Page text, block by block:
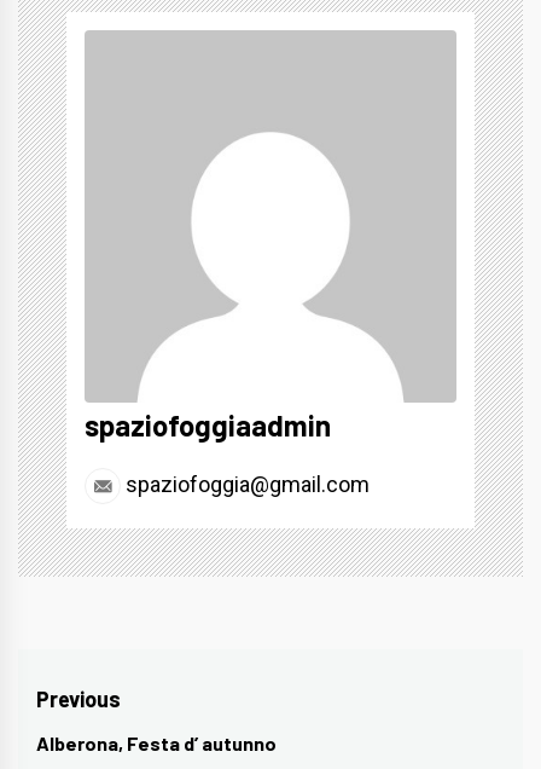
spaziofoggiaadmin
spaziofoggia@gmail.com
Navigazione
articoli
Previous
Previous
Alberona, Festa d’ autunno